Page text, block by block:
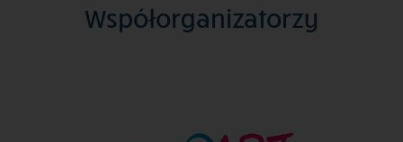
Współorganizatorzy